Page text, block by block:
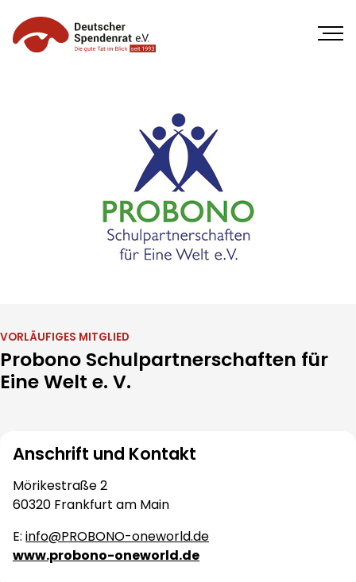
zum
Inhalt
VORLÄUFIGES MITGLIED
Probono Schulpartnerschaften für
Eine Welt e. V.
Anschrift und Kontakt
Mörikestraße 2
60320 Frankfurt am Main
E: info@PROBONO-oneworld.de
www.probono-oneworld.de